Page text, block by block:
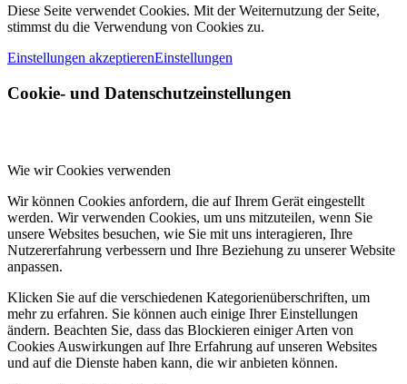
Diese Seite verwendet Cookies. Mit der Weiternutzung der Seite,
stimmst du die Verwendung von Cookies zu.
Einstellungen akzeptierenEinstellungen
Cookie- und Datenschutzeinstellungen
Wie wir Cookies verwenden
Wir können Cookies anfordern, die auf Ihrem Gerät eingestellt
werden. Wir verwenden Cookies, um uns mitzuteilen, wenn Sie
unsere Websites besuchen, wie Sie mit uns interagieren, Ihre
Nutzererfahrung verbessern und Ihre Beziehung zu unserer Website
anpassen.
Klicken Sie auf die verschiedenen Kategorienüberschriften, um
mehr zu erfahren. Sie können auch einige Ihrer Einstellungen
ändern. Beachten Sie, dass das Blockieren einiger Arten von
Cookies Auswirkungen auf Ihre Erfahrung auf unseren Websites
und auf die Dienste haben kann, die wir anbieten können.